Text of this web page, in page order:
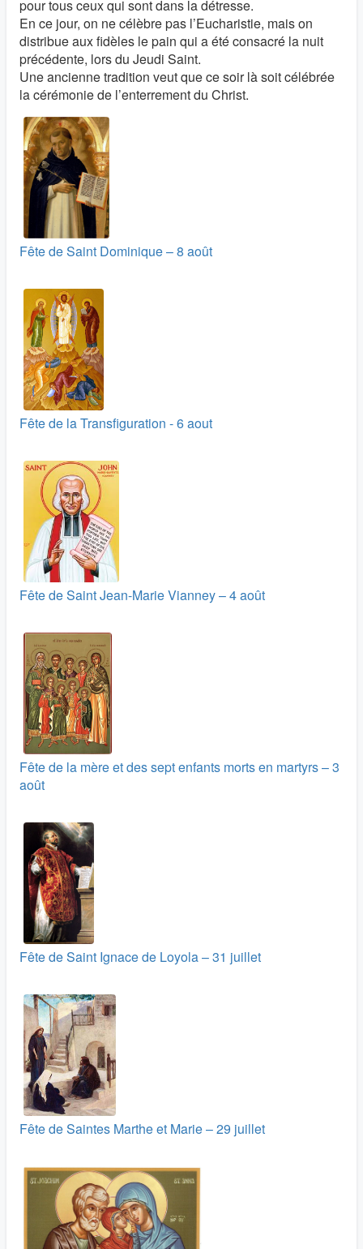
pour tous ceux qui sont dans la détresse.
En ce jour, on ne célèbre pas l’Eucharistie, mais on
distribue aux fidèles le pain qui a été consacré la nuit
précédente, lors du Jeudi Saint.
Une ancienne tradition veut que ce soir là soit célébrée
la cérémonie de l’enterrement du Christ.
Fête de Saint Dominique – 8 août
Fête de la Transfiguration - 6 aout
Fête de Saint Jean-Marie Vianney – 4 août
Fête de la mère et des sept enfants morts en martyrs – 3
août
Fête de Saint Ignace de Loyola – 31 juillet
Fête de Saintes Marthe et Marie – 29 juillet